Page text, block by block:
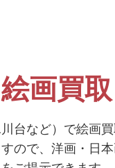
絵画買取
台など）で絵画
ので、洋画・日